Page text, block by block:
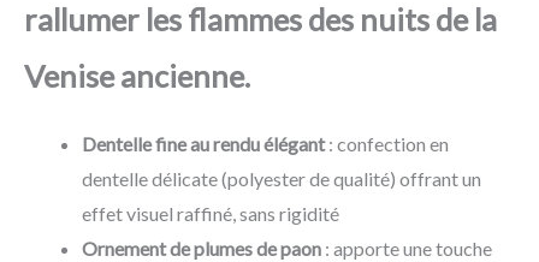
rallumer les flammes des nuits de la
Venise ancienne.
Dentelle fine au rendu élégant: confection en
dentelle délicate (polyester de qualité) offrant un
effet visuel raffiné, sans rigidité
Ornement de plumes de paon : apporte une touche